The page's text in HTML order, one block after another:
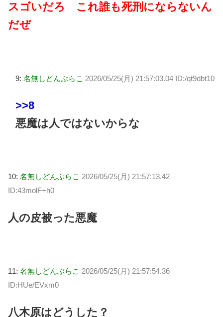
スゴいだろ これ誰も死刑にならないん
だぜ
9: 名無しどんぶらこ 2026/05/25(月) 21:57:03.04 ID:/qt9dbt10
>>8
悪魔は人ではないからな
10: 名無しどんぶらこ 2026/05/25(月) 21:57:13.42
ID:43molF+h0
人の皮被った悪魔
11: 名無しどんぶらこ 2026/05/25(月) 21:57:54.36
ID:HUe/EVxm0
八木原はどうした？